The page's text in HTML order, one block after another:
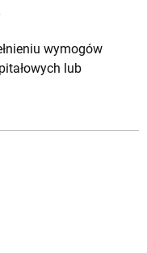
wymogów
lub